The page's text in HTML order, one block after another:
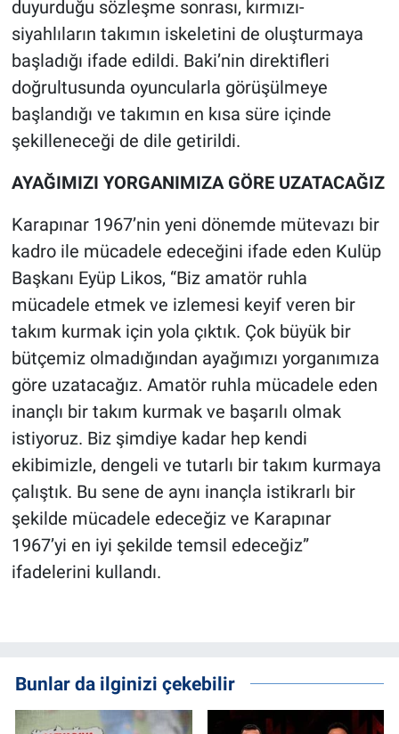
duyurduğu sözleşme sonrası, kırmızı-
siyahlıların takımın iskeletini de oluşturmaya
başladığı ifade edildi. Baki’nin direktifleri
doğrultusunda oyuncularla görüşülmeye
başlandığı ve takımın en kısa süre içinde
şekilleneceği de dile getirildi.
AYAĞIMIZI YORGANIMIZA GÖRE UZATACAĞIZ
Karapınar 1967’nin yeni dönemde mütevazı bir
kadro ile mücadele edeceğini ifade eden Kulüp
Başkanı Eyüp Likos, “Biz amatör ruhla
mücadele etmek ve izlemesi keyif veren bir
takım kurmak için yola çıktık. Çok büyük bir
bütçemiz olmadığından ayağımızı yorganımıza
göre uzatacağız. Amatör ruhla mücadele eden
inançlı bir takım kurmak ve başarılı olmak
istiyoruz. Biz şimdiye kadar hep kendi
ekibimizle, dengeli ve tutarlı bir takım kurmaya
çalıştık. Bu sene de aynı inançla istikrarlı bir
şekilde mücadele edeceğiz ve Karapınar
1967’yi en iyi şekilde temsil edeceğiz”
ifadelerini kullandı.
Bunlar da ilginizi çekebilir